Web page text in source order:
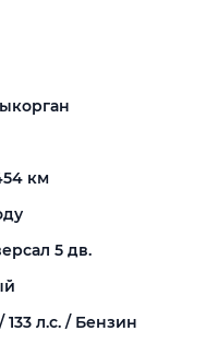
км
5 дв.
133 л.с. / Бензин